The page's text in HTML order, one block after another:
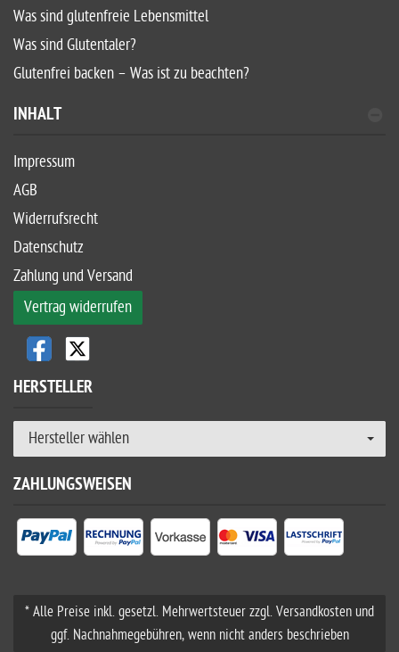
Was sind glutenfreie Lebensmittel
Was sind Glutentaler?
Glutenfrei backen – Was ist zu beachten?
INHALT
Impressum
AGB
Widerrufsrecht
Datenschutz
Zahlung und Versand
Vertrag widerrufen
HERSTELLER
Hersteller wählen
ZAHLUNGSWEISEN
* Alle Preise inkl. gesetzl. Mehrwertsteuer zzgl. Versandkosten und
ggf. Nachnahmegebühren, wenn nicht anders beschrieben